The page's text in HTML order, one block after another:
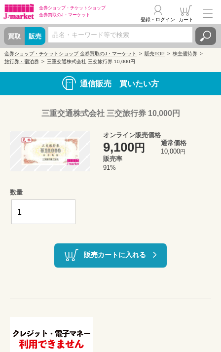
金券ショップ・ チケットショップ
金券買取のJ・マーケット
買取 販売
登録・ログイン カート
金券ショップ・チケットショップ 金券買取のJ・マーケット 販売TOP
株主優待券
旅行券・宿泊券
三重交通株式会社 三交旅行券 10,000円
通信販売 買いたい方
三重交通株式会社 三交旅行券 10,000円
オンライン販売価格
9,100円
通常価格
10,000円
販売率
91%
数量
販売カートに入れる